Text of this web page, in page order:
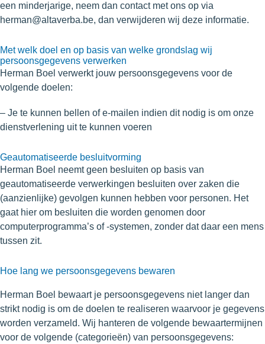
een minderjarige, neem dan contact met ons op via
herman@altaverba.be, dan verwijderen wij deze informatie.
Met welk doel en op basis van welke grondslag wij
persoonsgegevens verwerken
Herman Boel verwerkt jouw persoonsgegevens voor de
volgende doelen:
– Je te kunnen bellen of e-mailen indien dit nodig is om onze
dienstverlening uit te kunnen voeren
Geautomatiseerde besluitvorming
Herman Boel neemt geen besluiten op basis van
geautomatiseerde verwerkingen besluiten over zaken die
(aanzienlijke) gevolgen kunnen hebben voor personen. Het
gaat hier om besluiten die worden genomen door
computerprogramma’s of -systemen, zonder dat daar een mens
tussen zit.
Hoe lang we persoonsgegevens bewaren
Herman Boel bewaart je persoonsgegevens niet langer dan
strikt nodig is om de doelen te realiseren waarvoor je gegevens
worden verzameld. Wij hanteren de volgende bewaartermijnen
voor de volgende (categorieën) van persoonsgegevens: